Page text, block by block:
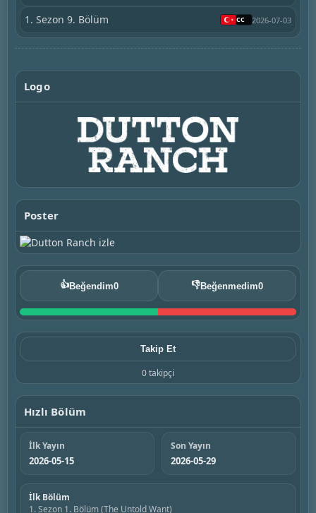
1. Sezon 9. Bölüm 2026-07-03
Logo
Poster
👍Beğendim0 👎Beğenmedim0
Takip Et
0 takipçi
Hızlı Bölüm
İlk Yayın
2026-05-15
Son Yayın
2026-05-29
İlk Bölüm
1. Sezon 1. Bölüm (The Untold Want)